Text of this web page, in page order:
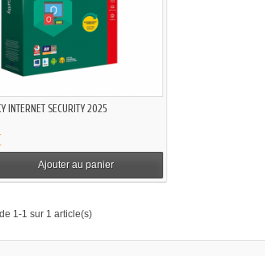
INTERNET SECURITY 2025
Ajouter au panier
1-1 sur 1 article(s)